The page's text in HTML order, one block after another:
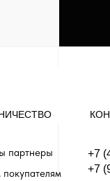
партнеры
+7
+7